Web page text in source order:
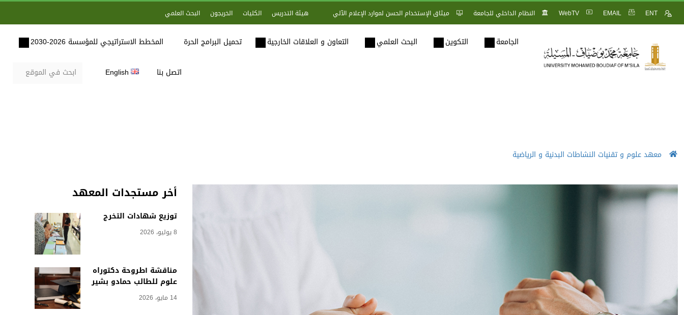
ENT
EMAIL
WebTV النظام الداخلي للجامعة ميثاق الإستخدام الحسن لموارد الإعلام الآلي هيئة التدريس الكليات الخريجون البحث العلمي
الجامعة التكوين البحث العلمي التعاون و العلاقات الخارجية تحميل البرامج الحرة المخطط الاستراتيجي للمؤسسة 2026-2030
اتصل بنا English
معهد علوم و تقنيات النشاطات البدنية و الرياضية
أخر مستجدات المعهد
توزيع شهادات التخرج
8 يوليو، 2026
مناقشة أطروحة دكتوراه
علوم للطالب حمادو بشير
14 مايو، 2026